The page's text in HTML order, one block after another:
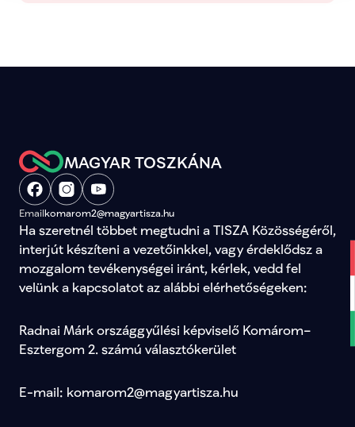
MAGYAR TOSZKÁNA
Emailkomarom2@magyartisza.hu
Ha szeretnél többet megtudni a TISZA Közösségéről,
interjút készíteni a vezetőinkkel, vagy érdeklődsz a
mozgalom tevékenységei iránt, kérlek, vedd fel
velünk a kapcsolatot az alábbi elérhetőségeken:
Radnai Márk országgyűlési képviselő Komárom–
Esztergom 2. számú választókerület
E-mail: komarom2@magyartisza.hu